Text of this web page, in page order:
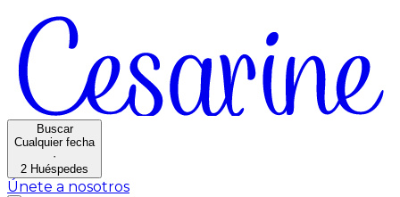
Buscar
Cualquier fecha
·
2 Huéspedes
Únete a nosotros